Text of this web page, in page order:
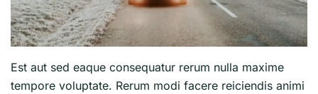
Est aut sed eaque consequatur rerum nulla maxime
tempore voluptate. Rerum modi facere reiciendis animi